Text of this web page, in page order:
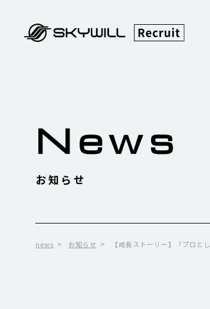
News
お知らせ
news お知らせ 【成長ストーリー】「プロ